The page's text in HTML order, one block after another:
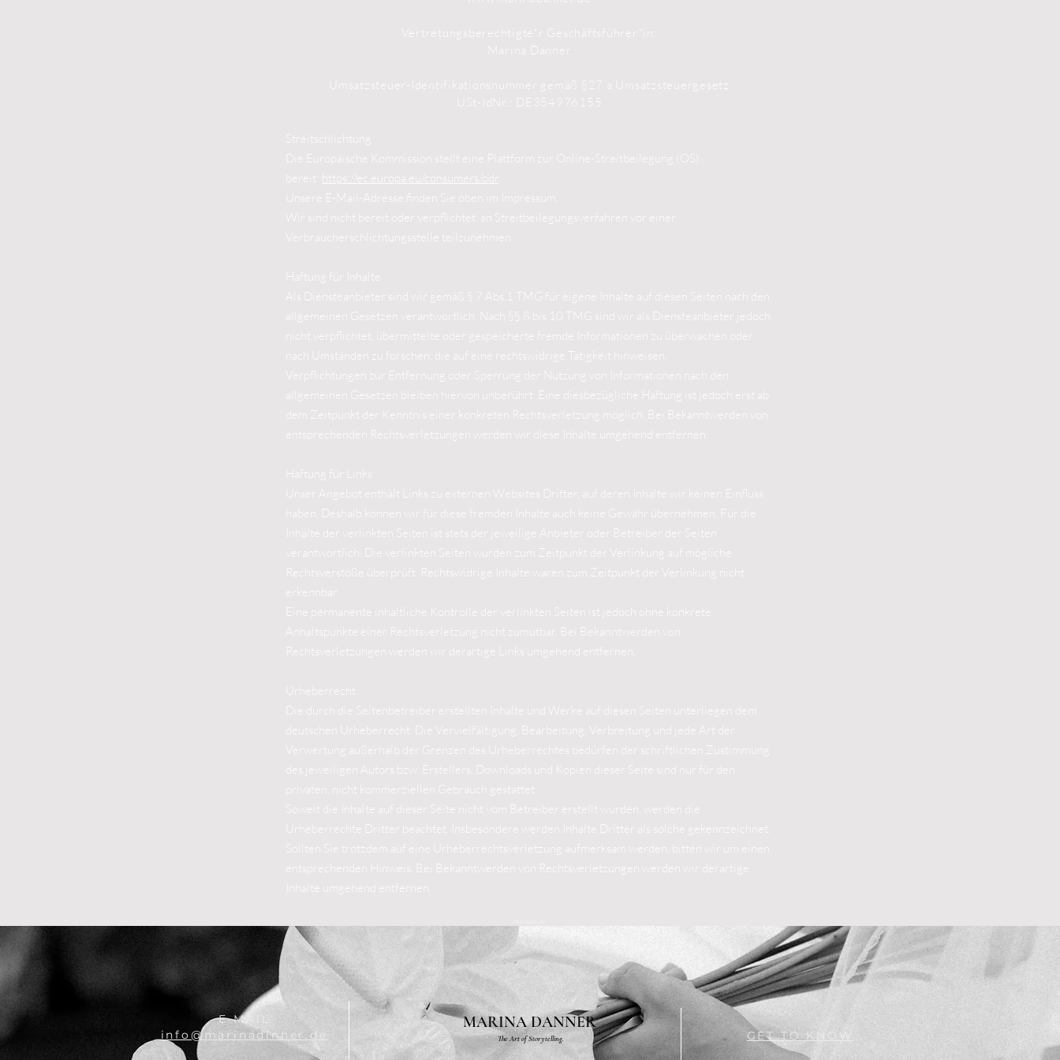
Vertretungsberechtigte*r Geschäftsführer*in:
Marina Danner
Umsatzsteuer-Identifikationsnummer gemäß §27 a Umsatzsteuergesetz
USt-IdNr.: DE354976155
Streitschlichtung
Die Europäische Kommission stellt eine Plattform zur Online-Streitbeilegung (OS)
bereit:
https://ec.europa.eu/consumers/odr
Unsere E-Mail-Adresse finden Sie oben im Impressum.
Wir sind nicht bereit oder verpflichtet, an Streitbeilegungsverfahren vor einer
Verbraucherschlichtungsstelle teilzunehmen.
Haftung für Inhalte
Als Diensteanbieter sind wir gemäß § 7 Abs.1 TMG für eigene Inhalte auf diesen Seiten nach den
allgemeinen Gesetzen verantwortlich. Nach §§ 8 bis 10 TMG sind wir als Diensteanbieter jedoch
nicht verpflichtet, übermittelte oder gespeicherte fremde Informationen zu überwachen oder
nach Umständen zu forschen, die auf eine rechtswidrige Tätigkeit hinweisen.
Verpflichtungen zur Entfernung oder Sperrung der Nutzung von Informationen nach den
allgemeinen Gesetzen bleiben hiervon unberührt. Eine diesbezügliche Haftung ist jedoch erst ab
dem Zeitpunkt der Kenntnis einer konkreten Rechtsverletzung möglich. Bei Bekanntwerden von
entsprechenden Rechtsverletzungen werden wir diese Inhalte umgehend entfernen.
Haftung für Links
Unser Angebot enthält Links zu externen Websites Dritter, auf deren Inhalte wir keinen Einfluss
haben. Deshalb können wir für diese fremden Inhalte auch keine Gewähr übernehmen. Für die
Inhalte der verlinkten Seiten ist stets der jeweilige Anbieter oder Betreiber der Seiten
verantwortlich. Die verlinkten Seiten wurden zum Zeitpunkt der Verlinkung auf mögliche
Rechtsverstöße überprüft. Rechtswidrige Inhalte waren zum Zeitpunkt der Verlinkung nicht
erkennbar.
Eine permanente inhaltliche Kontrolle der verlinkten Seiten ist jedoch ohne konkrete
Anhaltspunkte einer Rechtsverletzung nicht zumutbar. Bei Bekanntwerden von
Rechtsverletzungen werden wir derartige Links umgehend entfernen.
Urheberrecht
Die durch die Seitenbetreiber erstellten Inhalte und Werke auf diesen Seiten unterliegen dem
deutschen Urheberrecht. Die Vervielfältigung, Bearbeitung, Verbreitung und jede Art der
Verwertung außerhalb der Grenzen des Urheberrechtes bedürfen der schriftlichen Zustimmung
des jeweiligen Autors bzw. Erstellers. Downloads und Kopien dieser Seite sind nur für den
privaten, nicht kommerziellen Gebrauch gestattet.
Soweit die Inhalte auf dieser Seite nicht vom Betreiber erstellt wurden, werden die
Urheberrechte Dritter beachtet. Insbesondere werden Inhalte Dritter als solche gekennzeichnet.
Sollten Sie trotzdem auf eine Urheberrechtsverletzung aufmerksam werden, bitten wir um einen
entsprechenden Hinweis. Bei Bekanntwerden von Rechtsverletzungen werden wir derartige
Inhalte umgehend entfernen.
Telefonnummer auf Anfrage
E-MAIL
info@marinadinner.de
GET TO KNOW
MARINA DANNER
The Art of Storytelling.